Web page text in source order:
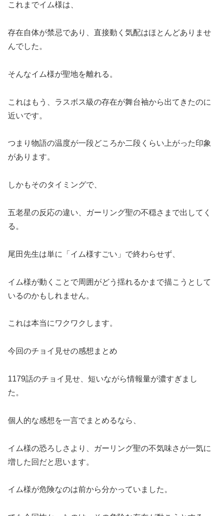
これまでイム様は、
存在自体が禁忌であり、直接動く気配はほとんどありませ
んでした。
そんなイム様が聖地を離れる。
これはもう、ラスボス級の存在が舞台袖から出てきたのに
近いです。
つまり物語の温度が一段どころか二段くらい上がった印象
があります。
しかもそのタイミングで、
五老星の反応の違い、ガーリング聖の不穏さまで出してく
る。
尾田先生は単に「イム様すごい」で終わらせず、
イム様が動くことで周囲がどう揺れるかまで描こうとして
いるのかもしれません。
これは本当にワクワクします。
今回のチョイ見せの感想まとめ
1179話のチョイ見せ、短いながら情報量が濃すぎまし
た。
個人的な感想を一言でまとめるなら、
イム様の恐ろしさより、ガーリング聖の不気味さが一気に
増した回だと思います。
イム様が危険なのは前から分かっていました。